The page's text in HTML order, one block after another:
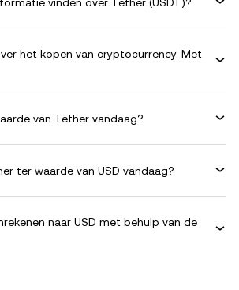
het kopen van cryptocurrency. Met
van Tether vandaag?
ter waarde van USD vandaag?
naar USD met behulp van de